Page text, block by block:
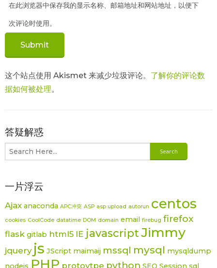
在此浏览器中保存我的显示名称、邮箱地址和网站地址，以便下
次评论时使用。
这个站点使用 Akismet 来减少垃圾评论。 了解你的评论数
据如何被处理。
答疑解惑
一片浮云
Ajax anaconda APC冲突 ASP asp upload autorun centos
cookies CoolCode datatime DOM domain email firebug firefox
flask gitlab html5 IE javascriptJimmy
jquery js JScript maimaij mssql mysql mysqldump
nodejs PHP protoytpe python SEO Session sql